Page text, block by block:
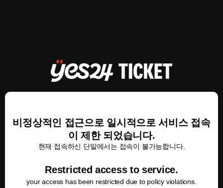
비정상적인 접근으로 일시적으로 서비스 접속
이 제한 되었습니다.
현재 접속하신 단말에서는 접속이 불가능합니다.
Restricted access to service.
your access has been restricted due to policy violations.